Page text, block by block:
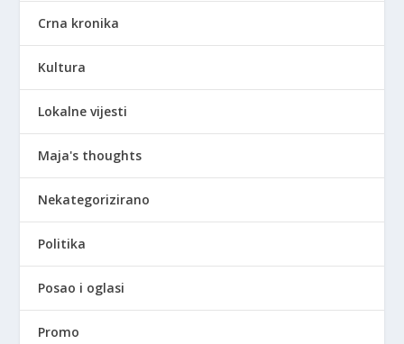
Crna kronika
Kultura
Lokalne vijesti
Maja's thoughts
Nekategorizirano
Politika
Posao i oglasi
Promo